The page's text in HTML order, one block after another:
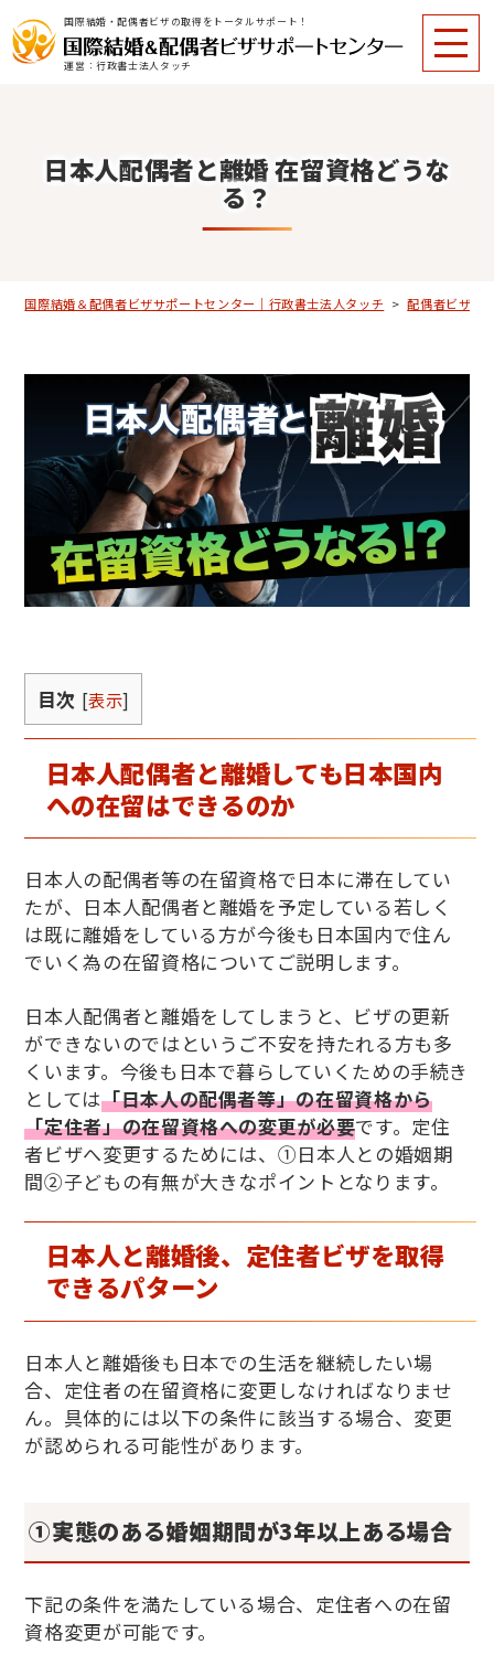
国際結婚・配偶者ビザの取得をトータルサポート！
運営：行政書士法人タッチ
日本人配偶者と離婚 在留資格どうな
る？
国際結婚＆配偶者ビザサポートセンター｜行政書士法人タッチ >配偶者ビザに
目次 [表示]
日本人配偶者と離婚しても日本国内
への在留はできるのか
日本人の配偶者等の在留資格で日本に滞在してい
たが、日本人配偶者と離婚を予定している若しく
は既に離婚をしている方が今後も日本国内で住ん
でいく為の在留資格についてご説明します。
日本人配偶者と離婚をしてしまうと、ビザの更新
ができないのではというご不安を持たれる方も多
くいます。今後も日本で暮らしていくための手続き
としては「日本人の配偶者等」の在留資格から
「定住者」の在留資格への変更が必要です。定住
者ビザへ変更するためには、①日本人との婚姻期
間②子どもの有無が大きなポイントとなります。
日本人と離婚後、定住者ビザを取得
できるパターン
日本人と離婚後も日本での生活を継続したい場
合、定住者の在留資格に変更しなければなりませ
ん。具体的には以下の条件に該当する場合、変更
が認められる可能性があります。
①実態のある婚姻期間が3年以上ある場合
下記の条件を満たしている場合、定住者への在留
資格変更が可能です。